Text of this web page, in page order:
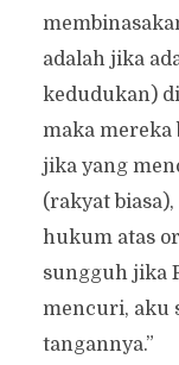
adalah jika
kedudukan)
maka
jika yang
(rakyat
hukum atas
sungguh jika
mencuri, aku
tangannya.”